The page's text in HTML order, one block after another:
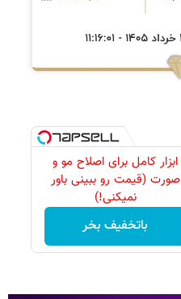
ابزار کامل برای اصلاح مو و
صورت (قیمت رو ببینی باور
نمیکنی!)
باتخفیف بخر